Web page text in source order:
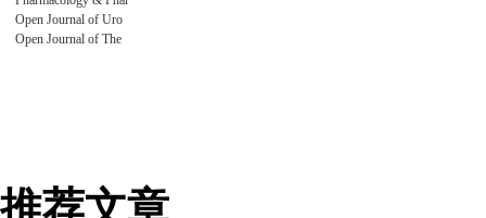
Open Journal of Uro
Open Journal of The
推荐文章